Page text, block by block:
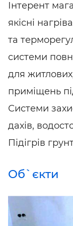
Інтерент
якісні
та
системи
для
приміщень
Системи
дахів,
Підігрів
Об`єкти